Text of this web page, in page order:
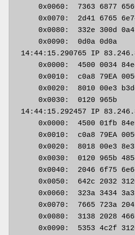
0x0060:  7363 6877
0x0070:  2d41 6765
0x0080:  332e 300d
0x0090:  0d0a 0d0a
14:44:15.290765 IP
0x0000:  4500 0034
0x0010:  c0a8 79EA
0x0020:  8010 00e3
0x0030:  0120 965b
14:44:15.292457 IP
0x0000:  4500 01fb
0x0010:  c0a8 79EA
0x0020:  8018 00e3
0x0030:  0120 965b
0x0040:  2046 6f75 6e64
0x0050:  642c 2032
0x0060:  323a 3434
0x0070:  7665 723a
0x0080:  3138 2028
0x0090:  5353 4c2f